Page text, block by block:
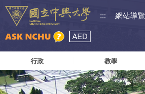
::: 網站導覽
AED
行政 教學